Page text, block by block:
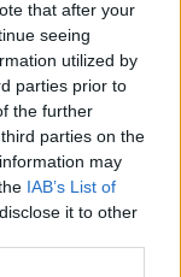
that after your
seeing
utilized by
parties prior to
the further
parties on the
may
IAB’s List of
it to other
Στριτ, κρατώντας
Κιρ
μετά την
καθηκόντων